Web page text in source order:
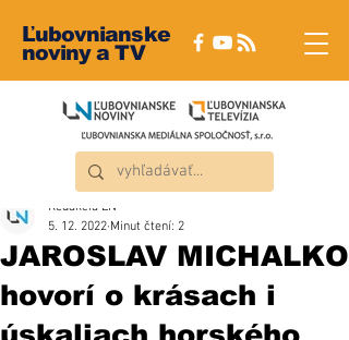
Ľubovnianske
noviny a TV
JAROSLAV MICHALKO
hovorí o krásach i
Redakcia ĽN
5. 12. 2022 Minut čtení: 2